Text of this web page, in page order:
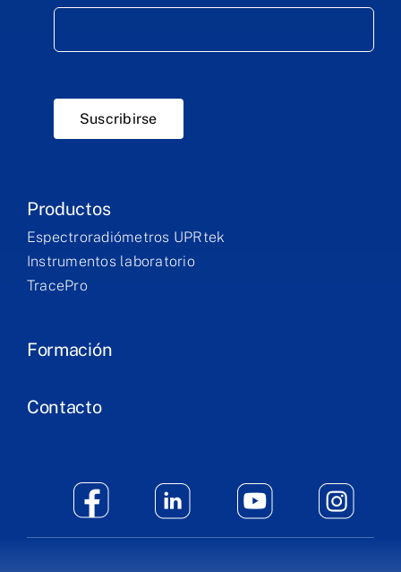
Suscribirse
Productos
Espectroradiómetros UPRtek
Instrumentos laboratorio
TracePro
Formación
Contacto